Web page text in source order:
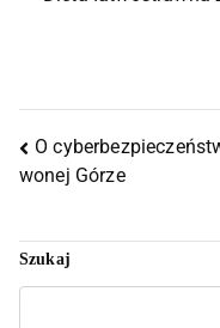
O
wonej Górze
Szukaj